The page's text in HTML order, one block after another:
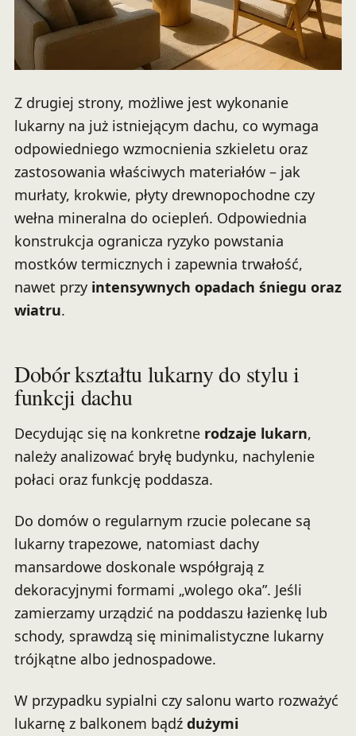
Z drugiej strony, możliwe jest wykonanie
lukarny na już istniejącym dachu, co wymaga
odpowiedniego wzmocnienia szkieletu oraz
zastosowania właściwych materiałów – jak
murłaty, krokwie, płyty drewnopochodne czy
wełna mineralna do ociepleń. Odpowiednia
konstrukcja ogranicza ryzyko powstania
mostków termicznych i zapewnia trwałość,
nawet przy intensywnych opadach śniegu oraz
wiatru.
Dobór kształtu lukarny do stylu i
funkcji dachu
Decydując się na konkretne rodzaje lukarn,
należy analizować bryłę budynku, nachylenie
połaci oraz funkcję poddasza.
Do domów o regularnym rzucie polecane są
lukarny trapezowe, natomiast dachy
mansardowe doskonale współgrają z
dekoracyjnymi formami „wolego oka”. Jeśli
zamierzamy urządzić na poddaszu łazienkę lub
schody, sprawdzą się minimalistyczne lukarny
trójkątne albo jednospadowe.
W przypadku sypialni czy salonu warto rozważyć
lukarnę z balkonem bądź dużymi